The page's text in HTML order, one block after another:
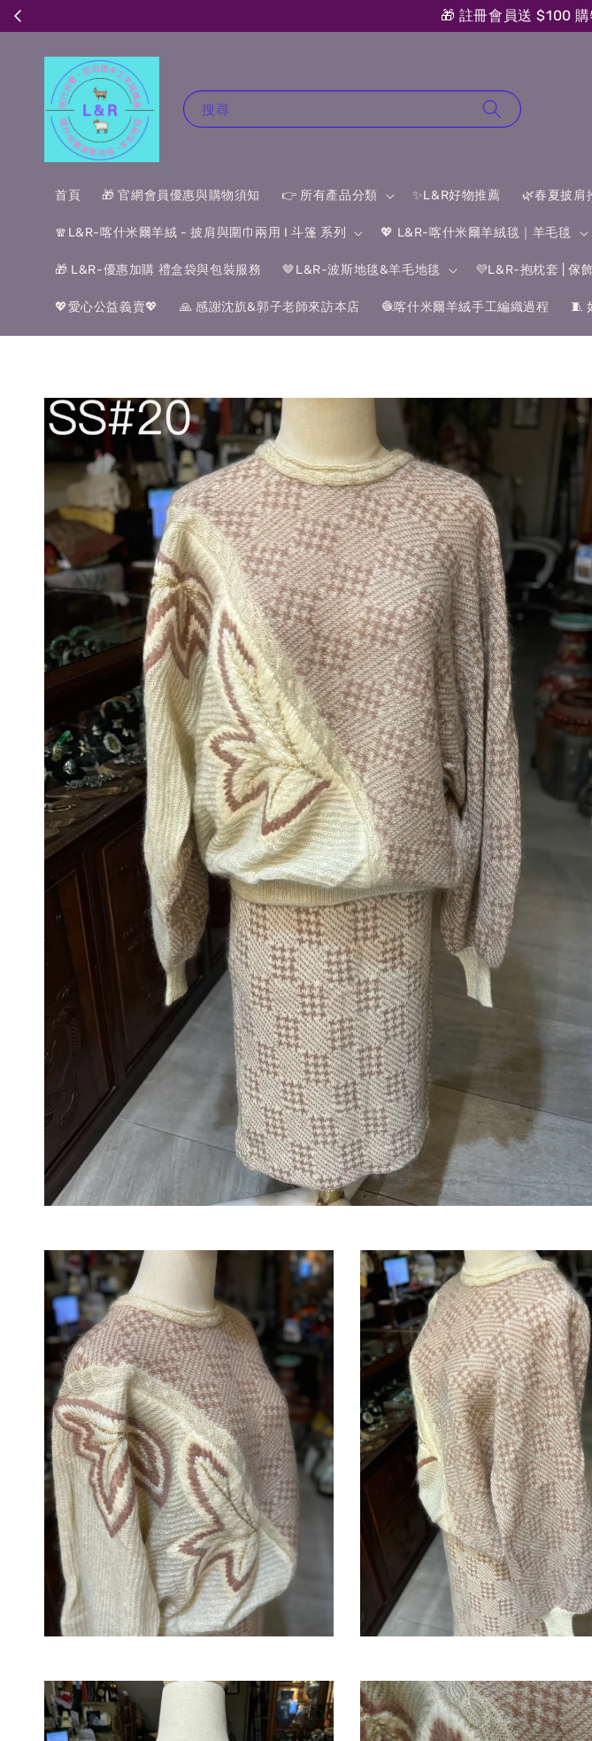
🎁 註冊會員送 $100
搜尋
首頁 🎁 官網會員優惠與購物須知 👉 所有產品分類 ✨L&R好物推薦 🌿春夏披肩
🧣L&R-喀什米爾羊絨 - 披肩與圍巾兩用 I 斗篷 系列 💖 L&R-喀什米爾羊絨毯｜羊毛毯
🎁 L&R-優惠加購 禮盒袋與包裝服務 🤎L&R-波斯地毯&羊毛地毯 💜L&R-抱枕套 | 傢
💖愛心公益義賣💖 🙏 感謝沈斻&郭子老師來訪本店 🧶喀什米爾羊絨手工編織過程 🧵